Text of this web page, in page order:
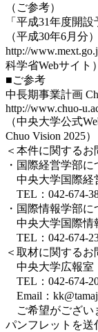
（ご参考）
「平成31年度開
（平成30年6月分）
http://
科学省Webサイト）
■ご参考
中長期事業計画
http://www.chuo-
（中央大学公式
Chuo Vision 2025）
＜本件に関するお
・国際経
中央大学国際
TEL：042-674-
・国際情報学部に
中央大学国際情
TEL：
＜取材に関するお
中央大学広報室
TEL：042-674-
Email：
ご希望がござい
パンフレットを送